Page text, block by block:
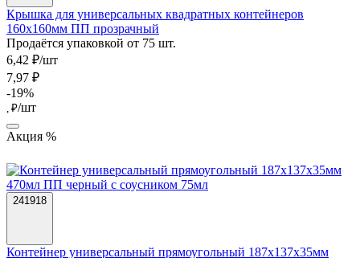
Крышка для универсальных квадратных контейнеров
160х160мм ПП прозрачный
Продаётся упаковкой от 75 шт.
6,42 ₽/шт
7,97 ₽
-19%
, ₽/шт
Акция %
241918
Контейнер универсальный прямоугольный 187х137х35мм